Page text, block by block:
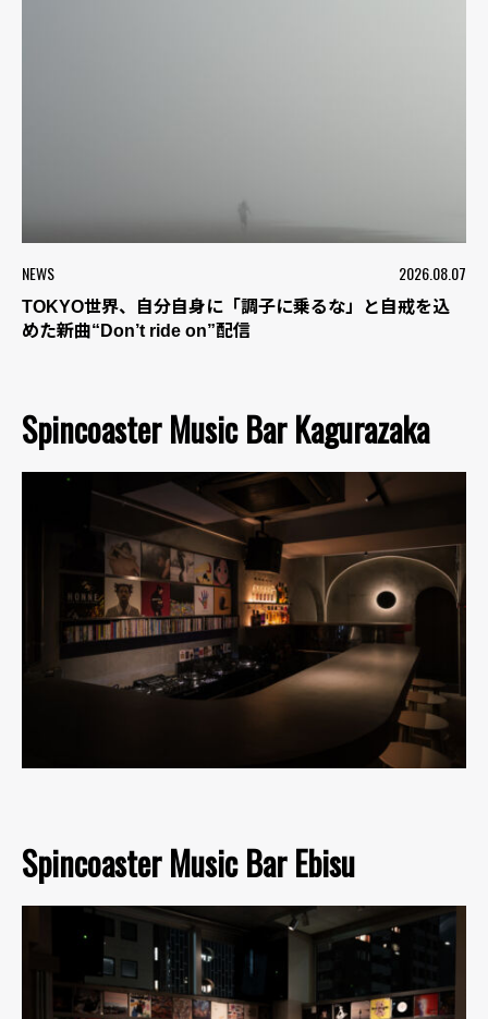
NEWS 2026.08.07
TOKYO世界、自分自身に「調子に乗るな」と自戒を込
めた新曲“Don’t ride on”配信
Spincoaster Music Bar Kagurazaka
Spincoaster Music Bar Ebisu